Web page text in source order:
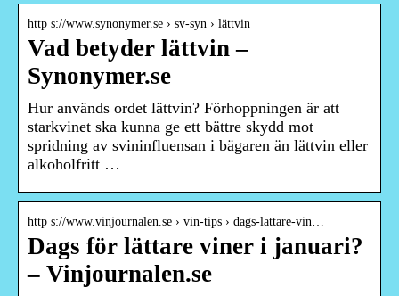
http s://www.synonymer.se › sv-syn › lättvin
Vad betyder lättvin –
Synonymer.se
Hur används ordet lättvin? Förhoppningen är att
starkvinet ska kunna ge ett bättre skydd mot
spridning av svininfluensan i bägaren än lättvin eller
alkoholfritt …
http s://www.vinjournalen.se › vin-tips › dags-lattare-vin…
Dags för lättare viner i januari?
– Vinjournalen.se